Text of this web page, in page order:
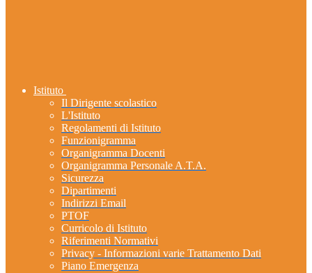
Istituto
Il Dirigente scolastico
L'Istituto
Regolamenti di Istituto
Funzionigramma
Organigramma Docenti
Organigramma Personale A.T.A.
Sicurezza
Dipartimenti
Indirizzi Email
PTOF
Curricolo di Istituto
Riferimenti Normativi
Privacy - Informazioni varie Trattamento Dati
Piano Emergenza